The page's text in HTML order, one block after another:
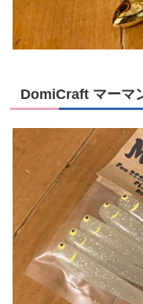
DomiCraft マーマ